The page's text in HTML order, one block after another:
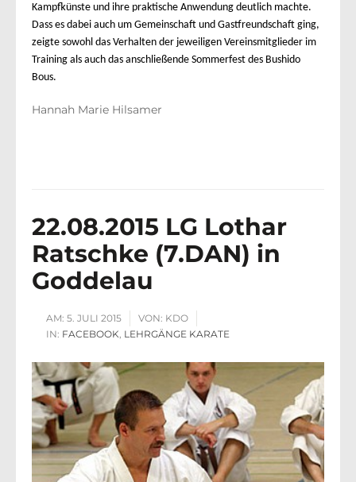
Kampfkünste und ihre praktische Anwendung deutlich machte.
Dass es dabei auch um Gemeinschaft und Gastfreundschaft ging,
zeigte sowohl das Verhalten der jeweiligen Vereinsmitglieder im
Training als auch das anschließende Sommerfest des Bushido
Bous.
Hannah Marie Hilsamer
22.08.2015 LG Lothar
Ratschke (7.DAN) in
Goddelau
AM: 5. JULI 2015 VON: KDO
IN: FACEBOOK, LEHRGÄNGE KARATE